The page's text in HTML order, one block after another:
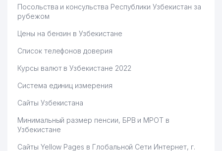
Посольства и консульства Республики Узбекистан за
рубежом
Цены на бензин в Узбекистане
Список телефонов доверия
Курсы валют в Узбекистане 2022
Система единиц измерения
Сайты Узбекистана
Минимальный размер пенсии, БРВ и МРОТ в
Узбекистане
Сайты Yellow Pages в Глобальной Сети Интернет, г.